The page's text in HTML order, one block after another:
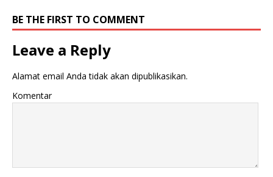
BE THE FIRST TO COMMENT
Leave a Reply
Alamat email Anda tidak akan dipublikasikan.
Komentar